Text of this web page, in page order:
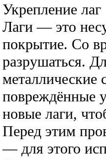
Укрепление лаг
Лаги — это
покрытие. Со
разрушаться.
металлические
повреждённые
новые лаги,
Перед этим
— для этого